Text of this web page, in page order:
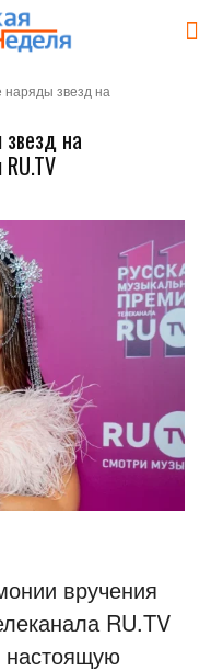
звезд на
на
вручения
RU.TV
настоящую